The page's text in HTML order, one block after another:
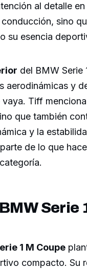
al detalle
sino
su esencia
del BMW Serie
aerodinámicas y
Tiff
que también
y la
de lo que
Serie
1 M Coupe
compacto. Su